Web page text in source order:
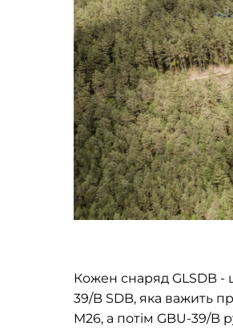
Кожен снаряд GLSDB -
39/B SDB, яка важить
M26, а потім GBU-39/B